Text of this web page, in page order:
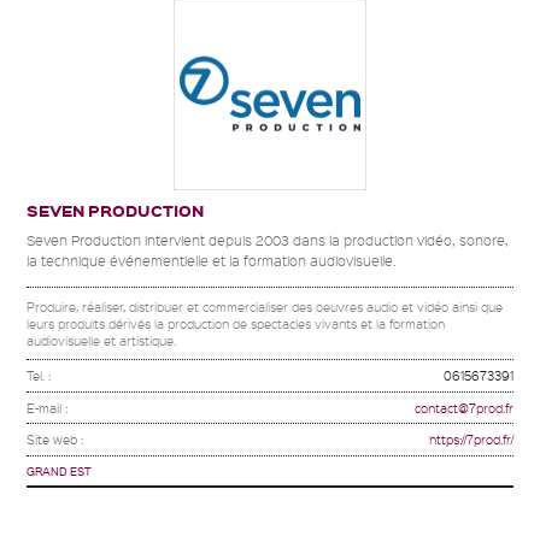
SEVEN PRODUCTION
Seven Production intervient depuis 2003 dans la production vidéo, sonore,
la technique événementielle et la formation audiovisuelle.
Produire, réaliser, distribuer et commercialiser des oeuvres audio et vidéo ainsi que
leurs produits dérivés la production de spectacles vivants et la formation
audiovisuelle et artistique.
Tel. : 0615673391
E-mail : contact@7prod.fr
Site web : https://7prod.fr/
GRAND EST